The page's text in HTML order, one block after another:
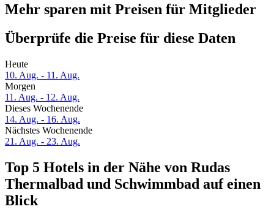
Mehr sparen mit Preisen für Mitglieder
Überprüfe die Preise für diese Daten
Heute
10. Aug. - 11. Aug.
Morgen
11. Aug. - 12. Aug.
Dieses Wochenende
14. Aug. - 16. Aug.
Nächstes Wochenende
21. Aug. - 23. Aug.
Top 5 Hotels in der Nähe von Rudas
Thermalbad und Schwimmbad auf einen
Blick